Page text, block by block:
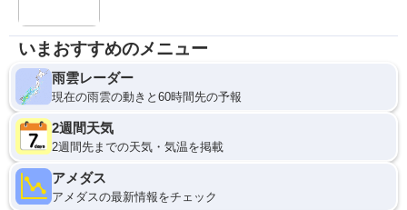
いまおすすめのメニュー
雨雲レーダー
現在の雨雲の動きと60時間先の予報
2週間天気
2週間先までの天気・気温を掲載
アメダス
アメダスの最新情報をチェック